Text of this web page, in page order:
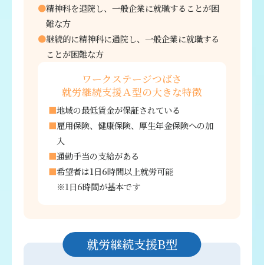
精神科を退院し、一般企業に就職することが困
難な方
継続的に精神科に通院し、一般企業に就職する
ことが困難な方
ワークステージつばさ
就労継続支援Ａ型の大きな特徴
地域の最低賃金が保証されている
雇用保険、健康保険、厚生年金保険への加
入
通勤手当の支給がある
希望者は1日6時間以上就労可能
※1日6時間が基本です
就労継続支援B型